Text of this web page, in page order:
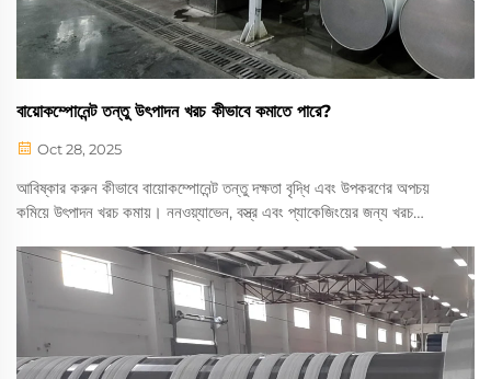
বায়োকম্পোনেন্ট তন্তু উৎপাদন খরচ কীভাবে কমাতে পারে?
Oct 28, 2025
আবিষ্কার করুন কীভাবে বায়োকম্পোনেন্ট তন্তু দক্ষতা বৃদ্ধি এবং উপকরণের অপচয়
কমিয়ে উৎপাদন খরচ কমায়। ননওয়্যাভেন, বস্ত্র এবং প্যাকেজিংয়ের জন্য খরচ